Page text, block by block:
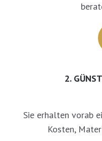
2.
Sie erhalten vorab
Kosten,